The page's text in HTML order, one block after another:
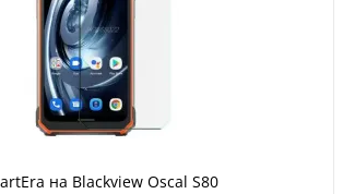
на Blackview Oscal S80